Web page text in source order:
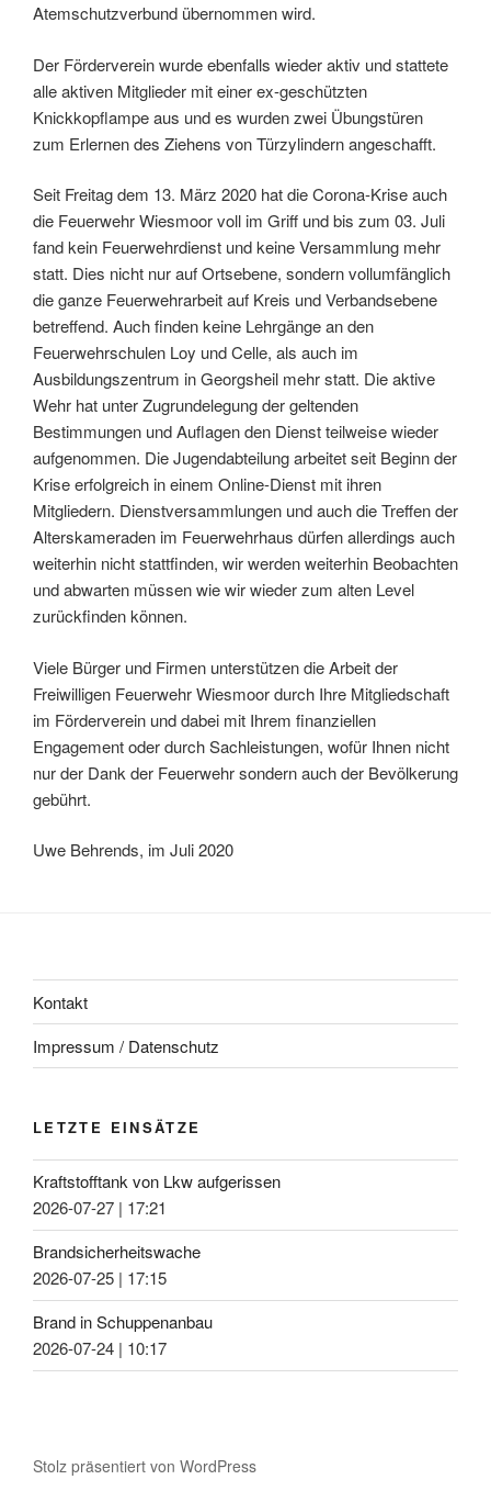
Atemschutzverbund übernommen wird.
Der Förderverein wurde ebenfalls wieder aktiv und stattete
alle aktiven Mitglieder mit einer ex-geschützten
Knickkopflampe aus und es wurden zwei Übungstüren
zum Erlernen des Ziehens von Türzylindern angeschafft.
Seit Freitag dem 13. März 2020 hat die Corona-Krise auch
die Feuerwehr Wiesmoor voll im Griff und bis zum 03. Juli
fand kein Feuerwehrdienst und keine Versammlung mehr
statt. Dies nicht nur auf Ortsebene, sondern vollumfänglich
die ganze Feuerwehrarbeit auf Kreis und Verbandsebene
betreffend. Auch finden keine Lehrgänge an den
Feuerwehrschulen Loy und Celle, als auch im
Ausbildungszentrum in Georgsheil mehr statt. Die aktive
Wehr hat unter Zugrundelegung der geltenden
Bestimmungen und Auflagen den Dienst teilweise wieder
aufgenommen. Die Jugendabteilung arbeitet seit Beginn der
Krise erfolgreich in einem Online-Dienst mit ihren
Mitgliedern. Dienstversammlungen und auch die Treffen der
Alterskameraden im Feuerwehrhaus dürfen allerdings auch
weiterhin nicht stattfinden, wir werden weiterhin Beobachten
und abwarten müssen wie wir wieder zum alten Level
zurückfinden können.
Viele Bürger und Firmen unterstützen die Arbeit der
Freiwilligen Feuerwehr Wiesmoor durch Ihre Mitgliedschaft
im Förderverein und dabei mit Ihrem finanziellen
Engagement oder durch Sachleistungen, wofür Ihnen nicht
nur der Dank der Feuerwehr sondern auch der Bevölkerung
gebührt.
Uwe Behrends, im Juli 2020
Kontakt
Impressum / Datenschutz
LETZTE EINSÄTZE
Kraftstofftank von Lkw aufgerissen
2026-07-27 | 17:21
Brandsicherheitswache
2026-07-25 | 17:15
Brand in Schuppenanbau
2026-07-24 | 10:17
Stolz präsentiert von WordPress